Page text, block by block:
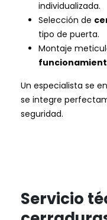
individualizada.
Selección de
tipo de puerta.
Montaje
Un especialista se
se integre
seguridad.
Servicio